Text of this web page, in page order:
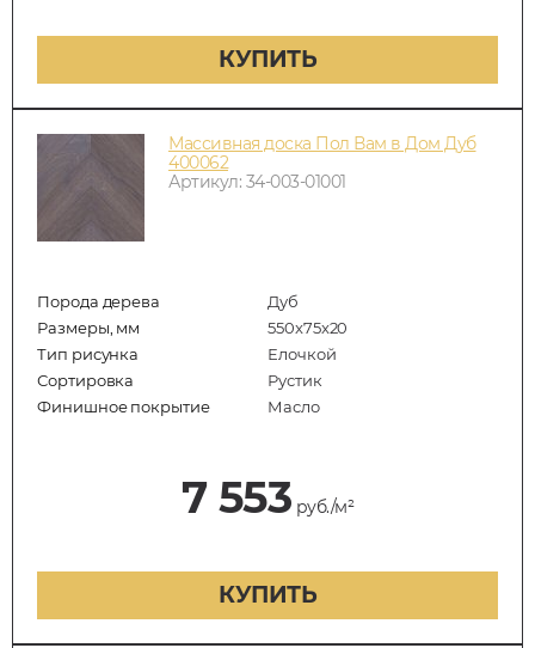
КУПИТЬ
Массивная доска Пол Вам в Дом Дуб
400062
Артикул: 34-003-01001
Порода дерева
Дуб
Размеры, мм
550x75x20
Тип рисунка
Елочкой
Сортировка
Рустик
Финишное покрытие
Масло
7 553 руб./м²
КУПИТЬ